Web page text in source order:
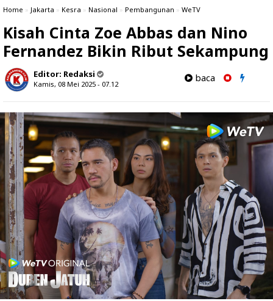
Home » Jakarta » Kesra » Nasional » Pembangunan » WeTV
Kisah Cinta Zoe Abbas dan Nino
Fernandez Bikin Ribut Sekampung
Editor: Redaksi
Kamis, 08 Mei 2025 - 07.12
baca